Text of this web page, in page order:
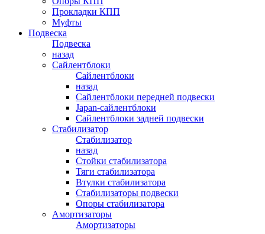
Прокладки КПП
Муфты
Подвеска
Подвеска
назад
Сайлентблоки
Сайлентблоки
назад
Сайлентблоки передней подвески
Japan-сайлентблоки
Сайлентблоки задней подвески
Стабилизатор
Стабилизатор
назад
Стойки стабилизатора
Тяги стабилизатора
Втулки стабилизатора
Стабилизаторы подвески
Опоры стабилизатора
Амортизаторы
Амортизаторы